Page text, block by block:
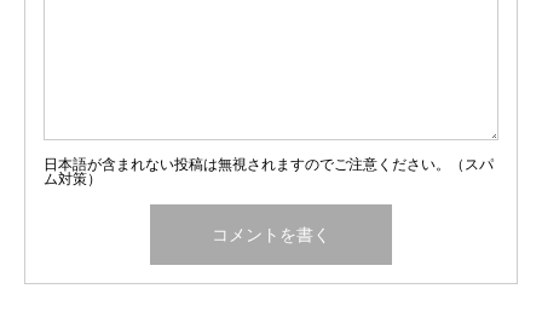
日本語が含まれない投稿は無視されますのでご注意ください。（スパ
ム対策）